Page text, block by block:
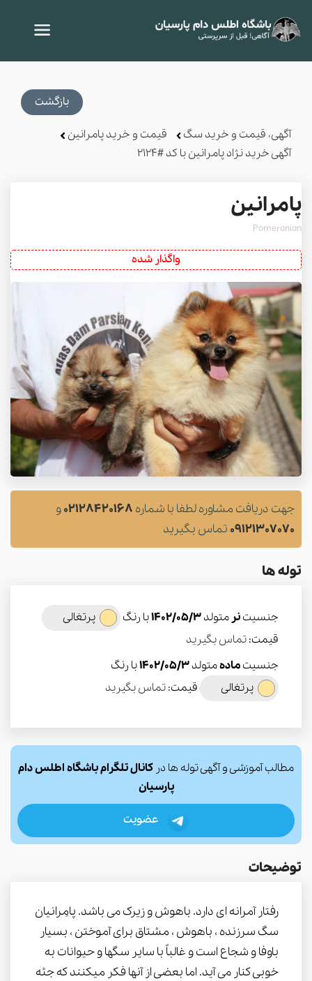
بازگشت
آگهی، قیمت و خرید سگ
قیمت و خرید پامرانین
آگهی خرید نژاد پامرانین با کد #2124
پامرانین
Pomeranian
واگذار شده
جهت دریافت مشاوره لطفا با شماره 02128420168و
09121307070 تماس بگیرید
توله ها
جنسیتنرمتولد1402/05/3با رنگ
پرتغالی
قیمت:تماس بگیرید
جنسیتمادهمتولد1402/05/3با رنگ
پرتغالی
قیمت:تماس بگیرید
مطالب آموزشی و آگهی توله ها در کانال تلگرام باشگاه اطلس دام
پارسیان
عضویت
توضیحات
رفتار آمرانه ای دارد. باهوش و زیرک می باشد. پامِرانیان
سگ سرزنده ، باهوش ، مشتاق برای آموختن ، بسیار
باوفا و شجاع است و غالباً با سایر سگها و حیوانات به
خوبی کنار می آید. اما بعضی از آنها فکر میکنند که جثه